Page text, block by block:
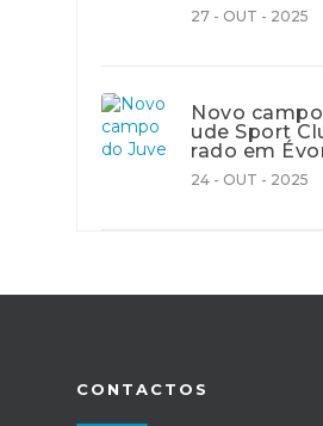
27 - OUT - 2025
Novo
ude Sport
rado em
24 - OUT - 2025
CONTACTOS